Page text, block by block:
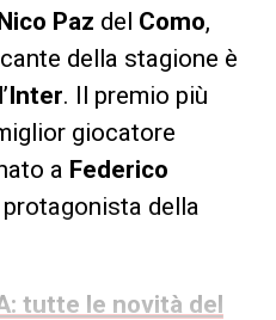
Paz del Como,
della stagione è
Inter. Il premio più
giocatore
a Federico
della
tutte le novità del